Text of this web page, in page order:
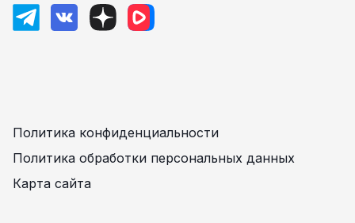
Политика конфиденциальности
Политика обработки персональных данных
Карта сайта